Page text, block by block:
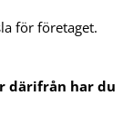
för företaget.
därifrån har du